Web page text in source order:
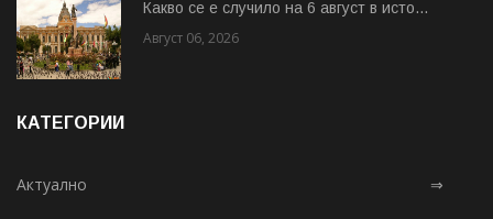
Какво се е случило на 6 август в исто...
Август 06, 2026
КАТЕГОРИИ
Актуално ⇒